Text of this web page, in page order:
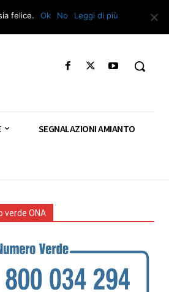
SEGNALAZIONI AMIANTO
verde ONA
felice. Ok No Leggi di più